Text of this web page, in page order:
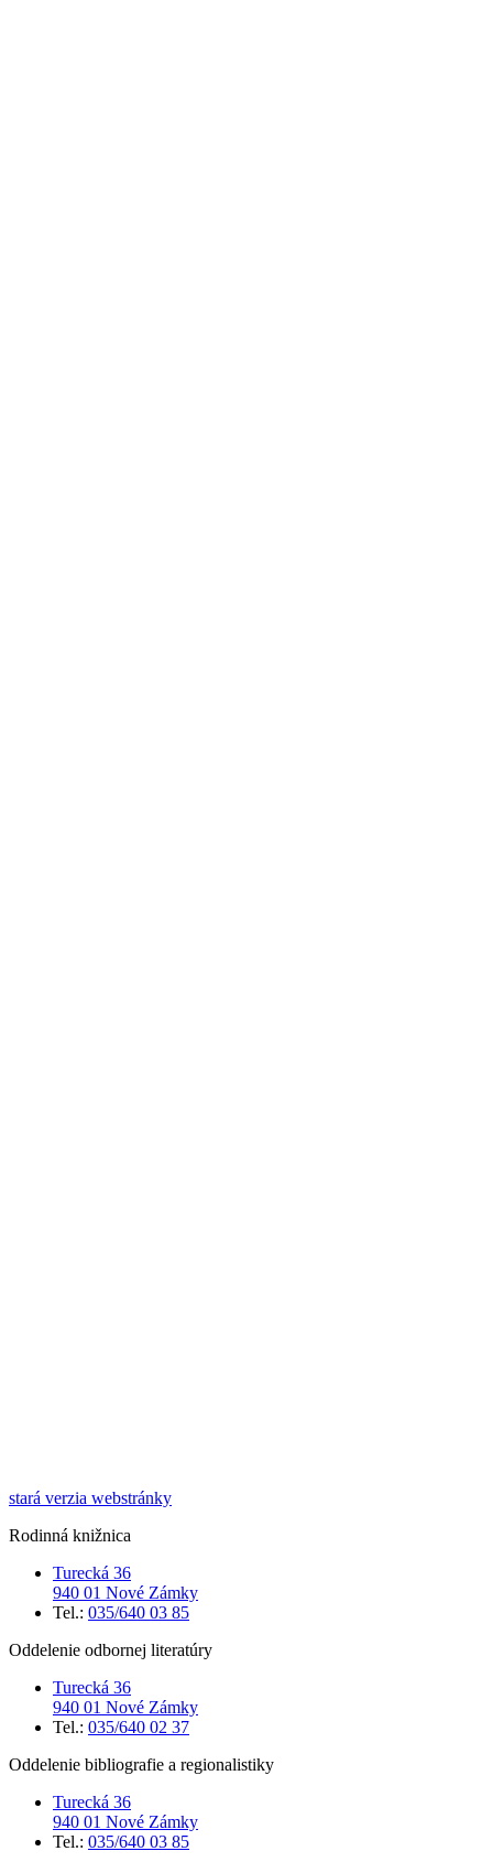
stará verzia webstránky
Rodinná knižnica
Turecká 36
940 01 Nové Zámky
Tel.: 035/640 03 85
Oddelenie odbornej literatúry
Turecká 36
940 01 Nové Zámky
Tel.: 035/640 02 37
Oddelenie bibliografie a regionalistiky
Turecká 36
940 01 Nové Zámky
Tel.: 035/640 03 85